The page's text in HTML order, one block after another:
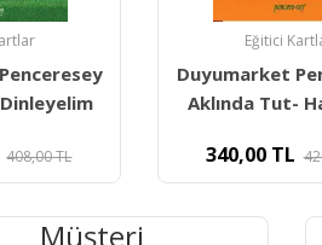
Ve
420,00TL
Eğitici
Duyumarket
Düşünüp
280,00TL
Müşteri